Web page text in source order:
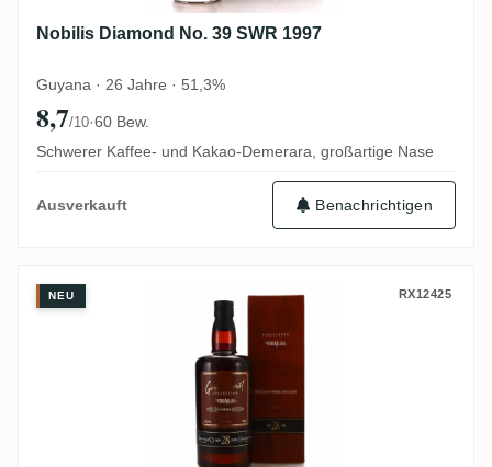
Nobilis Diamond No. 39 SWR 1997
Guyana · 26 Jahre · 51,3%
8,7/10·60 Bew.
Schwerer Kaffee- und Kakao-Demerara, großartige Nase
Ausverkauft Benachrichtigen
Distilia Enmore (Versailles) Greenheart
NEU RX12425